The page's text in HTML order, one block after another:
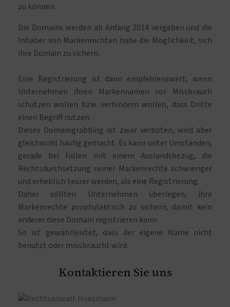
zu können.
Die Domains werden ab Anfang 2014 vergeben und die
Inhaber von Markenrechten habe die Möglichkeit, sich
ihre Domain zu sichern.
Eine Registrierung ist dann empfehlenswert, wenn
Unternehmen ihren Markennamen vor Missbrauch
schützen wollen bzw. verhindern wollen, dass Dritte
einen Begriff nutzen.
Dieses Domaingrabbing ist zwar verboten, wird aber
gleichwohl häufig gemacht. Es kann unter Umständen,
gerade bei Fällen mit einem Auslandsbezug, die
Rechtsdurchsetzung seiner Markenrechte schwieriger
und erheblich teurer werden, als eine Registrierung.
Daher sollten Unternehmen überlegen, ihre
Markenrechte prophylaktisch zu sichern, damit kein
anderer diese Domain registrieren kann.
So ist gewährleistet, dass der eigene Name nicht
benutzt oder missbraucht wird.
Kontaktieren Sie uns